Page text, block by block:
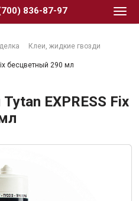
Клеи, жидкие гвозди
бесцветный 290 мл
EXPRESS Fix
836-87-97